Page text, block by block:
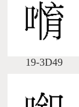
19-3D49